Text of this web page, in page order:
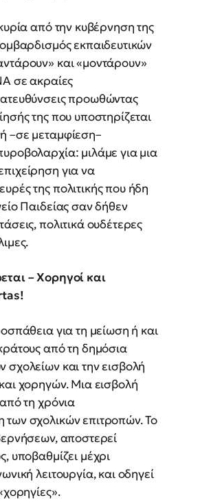
από την κυβέρνηση της
εκπαιδευτικών
και «μοντάρουν»
σε ακραίες
προωθώντας
της που υποστηρίζεται
–σε μεταμφίεση–
μιλάμε για μια
για να
της πολιτικής που ήδη
Παιδείας σαν δήθεν
πολιτικά ουδέτερες
– Χορηγοί και
για τη μείωση ή και
από τη δημόσια
και την εισβολή
χορηγών. Μια εισβολή
τη χρόνια
σχολικών επιτροπών. Το
αποστερεί
υποβαθμίζει μέχρι
λειτουργία, και οδηγεί